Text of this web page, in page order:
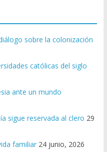
sobre la colonización
católicas del siglo
ante un mundo
sigue reservada al clero 29
familiar 24 junio, 2026